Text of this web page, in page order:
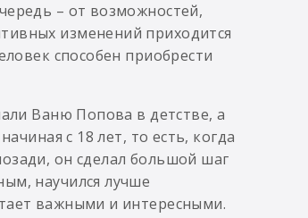
– от возможностей,
изменений приходится
способен приобрести
Ваню Попова в детстве, а
с 18 лет, то есть, когда
он сделал большой шаг
научился лучше
важными и интересными.